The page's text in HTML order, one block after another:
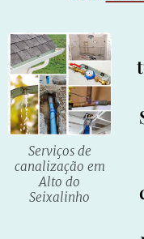
Serviços de
canalização em
Alto do
Seixalinho